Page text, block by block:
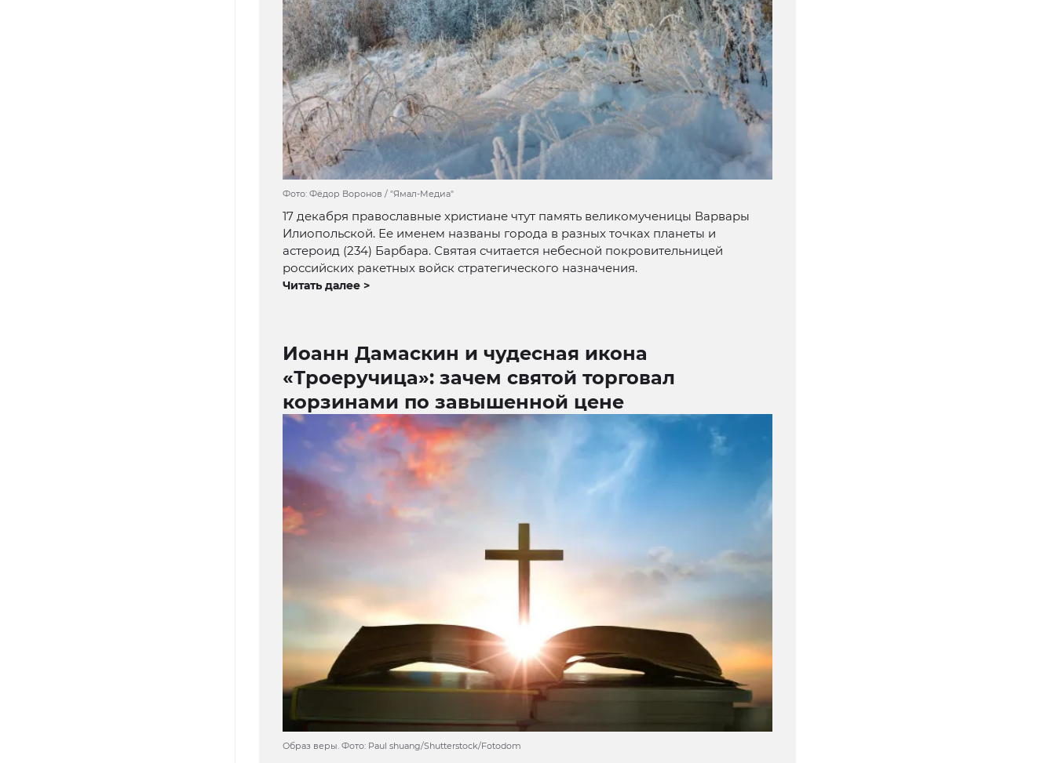
Фото: Фёдор Воронов / "Ямал-Медиа"
17 декабря православные христиане чтут память великомученицы Варвары
Илиопольской. Ее именем названы города в разных точках планеты и
астероид (234) Барбара. Святая считается небесной покровительницей
российских ракетных войск стратегического назначения.
Читать далее >
Иоанн Дамаскин и чудесная икона
«Троеручица»: зачем святой торговал
корзинами по завышенной цене
Образ веры. Фото: Paul shuang/Shutterstock/Fotodom